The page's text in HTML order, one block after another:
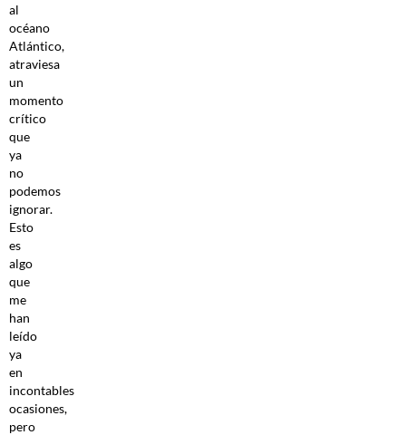
al
océano
Atlántico,
atraviesa
un
momento
crítico
que
ya
no
podemos
ignorar.
Esto
es
algo
que
me
han
leído
ya
en
incontables
ocasiones,
pero